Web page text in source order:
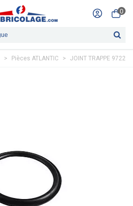
0
> Pièces ATLANTIC > JOINT TRAPPE